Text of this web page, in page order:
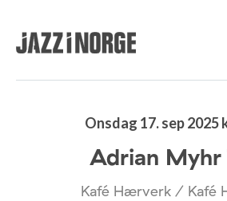
Onsdag 17. sep 2025
Adrian Myhr
Kafé Hærverk / Kafé